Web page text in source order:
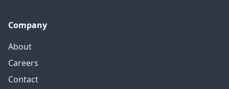
Company
About
Careers
Contact